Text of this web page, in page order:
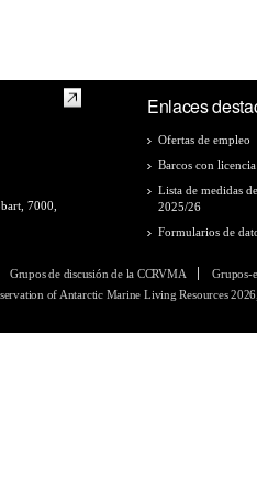
7000,
Enlaces
Ofertas de empleo
Barcos con
Lista de medidas
2025/26
Formularios de
Grupos de discusión de la CCRVMA
Grupos-
of Antarctic Marine Living Resources